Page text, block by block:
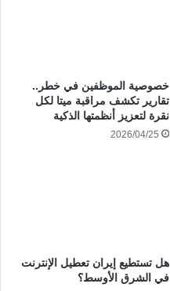
خصوصية الموظفين في خطر..
تقارير تكشف مراقبة ميتا لكل
نقرة لتعزيز أنظمتها الذكية
2026/04/25
هل تستطيع إيران تعطيل الإنترنت
في الشرق الأوسط؟